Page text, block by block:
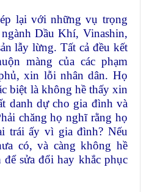
lại với những vụ trọng
Dầu Khí, Vinashin,
lẫy lừng. Tất cả đều kết
màng của các phạm
xin lỗi nhân dân. Họ
biệt là không hề thấy xin
danh dự cho gia đình và
chăng họ nghĩ rằng họ
trái ấy vì gia đình? Nếu
có, và càng không hề
sửa đổi hay khắc phục